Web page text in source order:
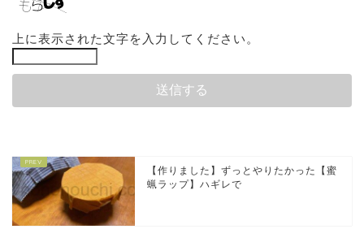
上に表示された文字を入力してください。
【作りました】ずっとやりたかった【蜜
蝋ラップ】ハギレで